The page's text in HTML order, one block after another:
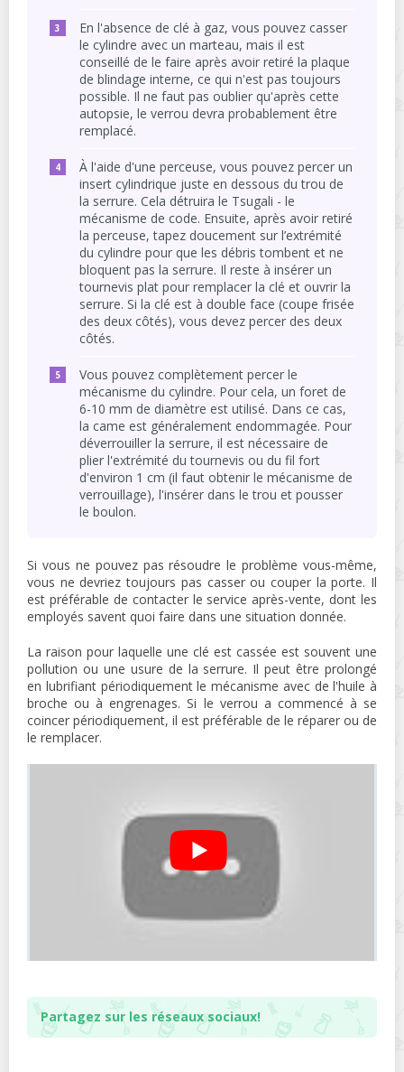
En l'absence de clé à gaz, vous pouvez casser
le cylindre avec un marteau, mais il est
conseillé de le faire après avoir retiré la plaque
de blindage interne, ce qui n'est pas toujours
possible. Il ne faut pas oublier qu'après cette
autopsie, le verrou devra probablement être
remplacé.
À l'aide d'une perceuse, vous pouvez percer un
insert cylindrique juste en dessous du trou de
la serrure. Cela détruira le Tsugali - le
mécanisme de code. Ensuite, après avoir retiré
la perceuse, tapez doucement sur l’extrémité
du cylindre pour que les débris tombent et ne
bloquent pas la serrure. Il reste à insérer un
tournevis plat pour remplacer la clé et ouvrir la
serrure. Si la clé est à double face (coupe frisée
des deux côtés), vous devez percer des deux
côtés.
Vous pouvez complètement percer le
mécanisme du cylindre. Pour cela, un foret de
6-10 mm de diamètre est utilisé. Dans ce cas,
la came est généralement endommagée. Pour
déverrouiller la serrure, il est nécessaire de
plier l'extrémité du tournevis ou du fil fort
d'environ 1 cm (il faut obtenir le mécanisme de
verrouillage), l'insérer dans le trou et pousser
le boulon.
Si vous ne pouvez pas résoudre le problème vous-même,
vous ne devriez toujours pas casser ou couper la porte. Il
est préférable de contacter le service après-vente, dont les
employés savent quoi faire dans une situation donnée.
La raison pour laquelle une clé est cassée est souvent une
pollution ou une usure de la serrure. Il peut être prolongé
en lubrifiant périodiquement le mécanisme avec de l'huile à
broche ou à engrenages. Si le verrou a commencé à se
coincer périodiquement, il est préférable de le réparer ou de
le remplacer.
Partagez sur les réseaux sociaux!